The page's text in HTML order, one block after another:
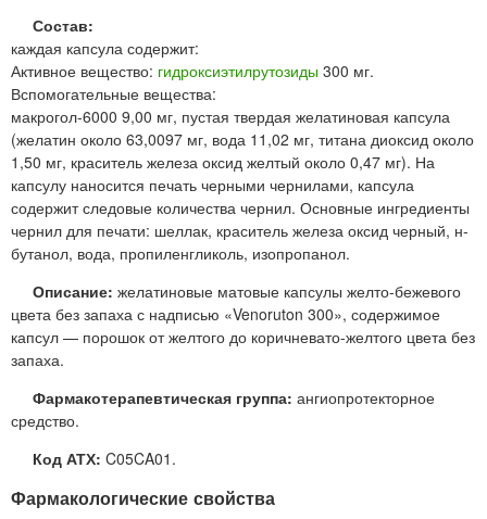
Состав:
каждая капсула содержит:
Активное вещество: гидроксиэтилрутозиды 300 мг.
Вспомогательные вещества:
макрогол-6000 9,00 мг, пустая твердая желатиновая капсула
(желатин около 63,0097 мг, вода 11,02 мг, титана диоксид около
1,50 мг, краситель железа оксид желтый около 0,47 мг). На
капсулу наносится печать черными чернилами, капсула
содержит следовые количества чернил. Основные ингредиенты
чернил для печати: шеллак, краситель железа оксид черный, н-
бутанол, вода, пропиленгликоль, изопропанол.
Описание: желатиновые матовые капсулы желто-бежевого
цвета без запаха с надписью «Venoruton 300», содержимое
капсул — порошок от желтого до коричневато-желтого цвета без
запаха.
Фармакотерапевтическая группа: ангиопротекторное
средство.
Код АТХ: C05CA01.
Фармакологические свойства